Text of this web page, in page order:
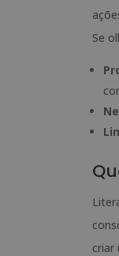
Se
criar